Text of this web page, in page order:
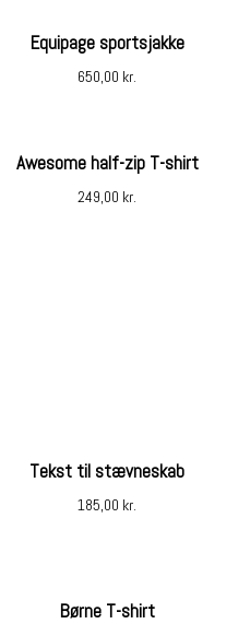
Equipage sportsjakke
650,00 kr.
Awesome half-zip T-shirt
249,00 kr.
Tekst til stævneskab
185,00 kr.
Børne T-shirt